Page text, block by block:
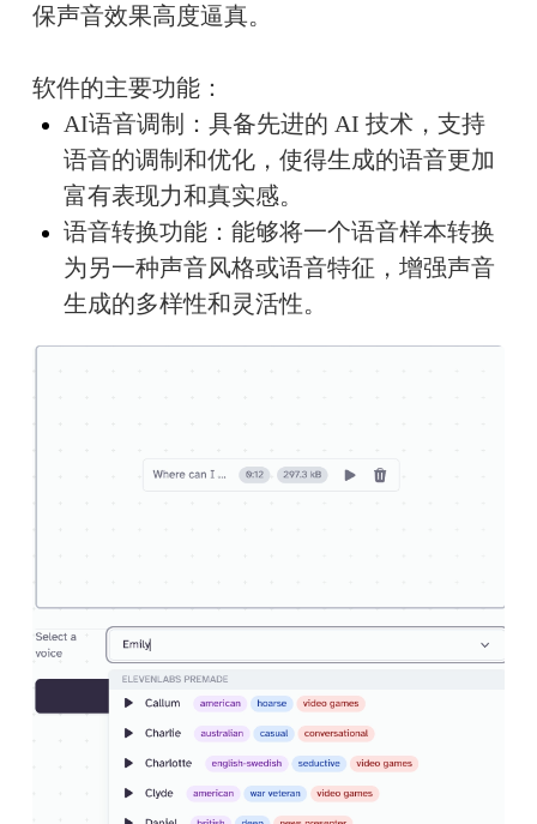
保声音效果高度逼真。
软件的主要功能：
AI语音调制：具备先进的 AI 技术，支持
语音的调制和优化，使得生成的语音更加
富有表现力和真实感。
语音转换功能：能够将一个语音样本转换
为另一种声音风格或语音特征，增强声音
生成的多样性和灵活性。